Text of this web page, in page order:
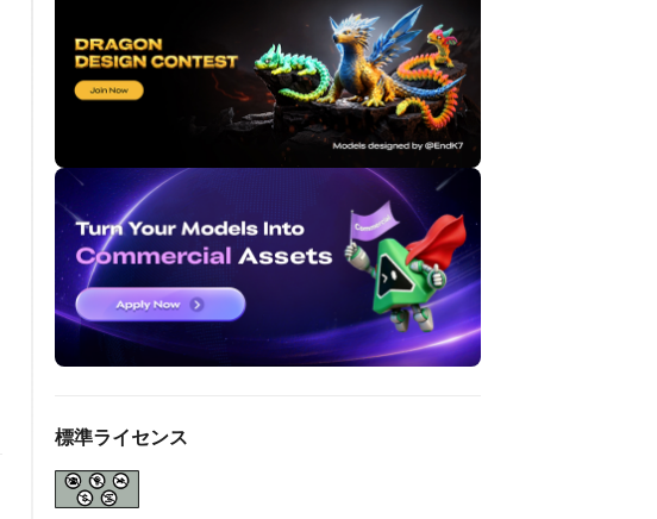
標準ライセンス